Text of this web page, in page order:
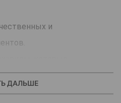
и
перистальтике
ДАЛЬШЕ